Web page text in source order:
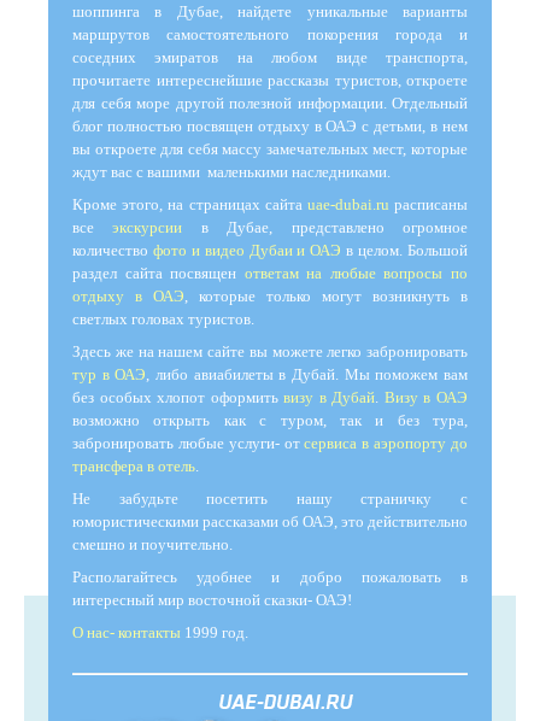
шоппинга в Дубае, найдете уникальные варианты
маршрутов самостоятельного покорения города и
соседних эмиратов на любом виде транспорта,
прочитаете интереснейшие рассказы туристов, откроете
для себя море другой полезной информации. Отдельный
блог полностью посвящен отдыху в ОАЭ с детьми, в нем
вы откроете для себя массу замечательных мест, которые
ждут вас с вашими маленькими наследниками.
Кроме этого, на страницах сайта uae-dubai.ru расписаны
всеэкскурсии в Дубае, представлено огромное
количество фото и видео Дубаи и ОАЭ в целом. Большой
раздел сайта посвящен ответам на любые вопросы по
отдыху в ОАЭ , которые только могут возникнуть в
светлых головах туристов.
Здесь же на нашем сайте вы можете легко забронировать
тур в ОАЭ , либо авиабилеты в Дубай. Мы поможем вам
без особых хлопот оформитьвизу в Дубай Визу в ОАЭ
возможно открыть как с туром, так и без тура,
забронировать любые услуги- отсервиса в аэропорту до
трансфера в отель
Не забудьте посетить нашу страничку с
юмористическими рассказами об ОАЭ, это действительно
смешно и поучительно.
Располагайтесь удобнее и добро пожаловать в
интересный мир восточной сказки- ОАЭ!
О нас- контакты 1999 год.